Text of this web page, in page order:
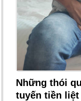
Những thói
tuyến tiền